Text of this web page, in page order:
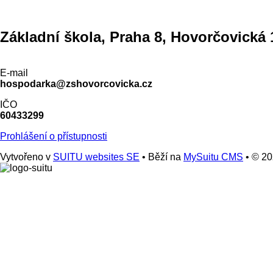
Základní škola, Praha 8, Hovorčovická
E-mail
hospodarka@zshovorcovicka.cz
IČO
60433299
Prohlášení o přístupnosti
Vytvořeno v SUITU websites SE • Běží na MySuitu CMS • ©